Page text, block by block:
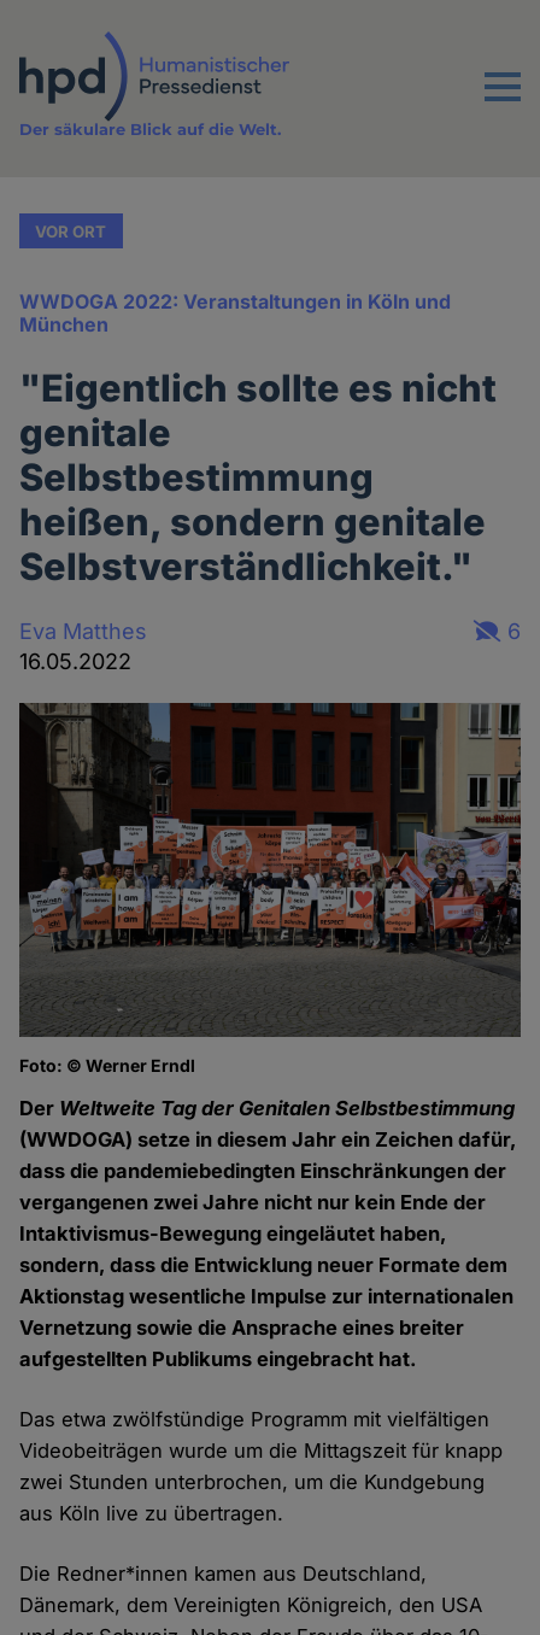
Inhalt
Menu
Der säkulare Blick auf die Welt.
VOR ORT
WWDOGA 2022: Veranstaltungen in Köln und
München
"Eigentlich sollte es nicht
genitale
Selbstbestimmung
heißen, sondern genitale
Selbstverständlichkeit."
Eva Matthes
16.05.2022
6
Foto: © Werner Erndl
Der Weltweite Tag der Genitalen Selbstbestimmung
(WWDOGA) setze in diesem Jahr ein Zeichen dafür,
dass die pandemiebedingten Einschränkungen der
vergangenen zwei Jahre nicht nur kein Ende der
Intaktivismus-Bewegung eingeläutet haben,
sondern, dass die Entwicklung neuer Formate dem
Aktionstag wesentliche Impulse zur internationalen
Vernetzung sowie die Ansprache eines breiter
aufgestellten Publikums eingebracht hat.
Das etwa zwölfstündige Programm mit vielfältigen
Videobeiträgen wurde um die Mittagszeit für knapp
zwei Stunden unterbrochen, um die Kundgebung
aus Köln live zu übertragen.
Die Redner*innen kamen aus Deutschland,
Dänemark, dem Vereinigten Königreich, den USA